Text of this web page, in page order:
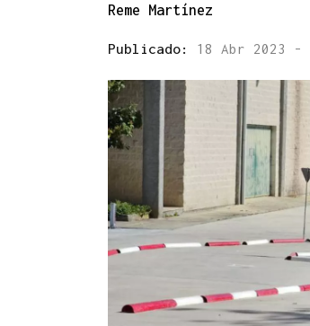
Reme Martínez
Publicado: 18 Abr 2023 -